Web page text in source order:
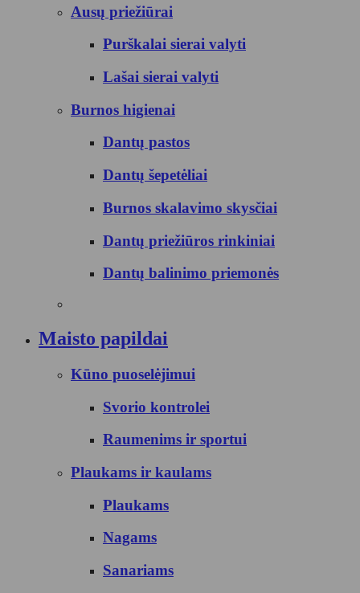
Ausų priežiūrai
Purškalai sierai valyti
Lašai sierai valyti
Burnos higienai
Dantų pastos
Dantų šepetėliai
Burnos skalavimo skysčiai
Dantų priežiūros rinkiniai
Dantų balinimo priemonės
Maisto papildai
Kūno puoselėjimui
Svorio kontrolei
Raumenims ir sportui
Plaukams ir kaulams
Plaukams
Nagams
Sanariams